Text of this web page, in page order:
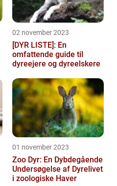
02 november 2023
[DYR LISTE]: En
omfattende guide til
dyreejere og dyreelskere
01 november 2023
Zoo Dyr: En Dybdegående
Undersøgelse af Dyrelivet
i zoologiske Haver